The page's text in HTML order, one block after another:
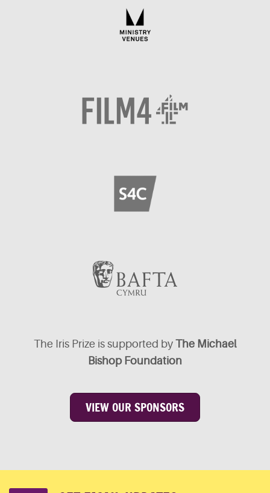
The Iris Prize is supported by The Michael
Bishop Foundation
VIEW OUR SPONSORS